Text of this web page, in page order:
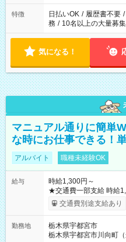
特徴 日払いOK / 履歴書不要 /
務 / 10名以上の大量募集
気になる！
マニュアル通りに簡単
な時にお仕事できる！
アルバイト 職種未経験OK
給与
時給1,300円～
★交通費一部支給 時給1,300円～ ※試験・役割により手当あり
※勤務回数により昇給
り！】 希望される場合
例】 ・河合塾模擬試験
×8時間＝日収10,400円
交通費別途支給あり
勤務地
栃木県宇都宮市
栃木県宇都宮市川向町